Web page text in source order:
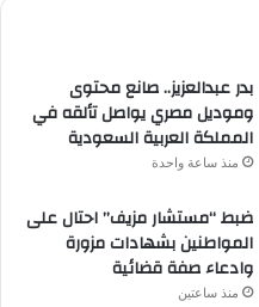
بدر عبدالعزيز.. صانع محتوى
وموديل مصري يواصل تألقه في
المملكة العربية السعودية
منذ ساعة واحدة
ضبط “مستشار مزيف” احتال على
المواطنين بشهادات مزورة
وادعاء صفة قضائية
منذ ساعتين